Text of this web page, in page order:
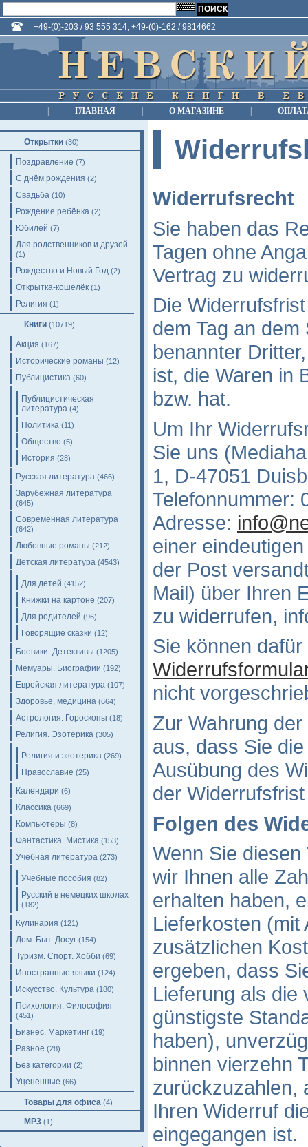
+49-(0)-203 / 93 555 314, +49-(0)-162 / 9814662
ГЛАВНАЯ О МАГАЗИНЕ
Открытки (30)
Поздравление (7)
С днём рождения (2)
Свадьба (10)
Рождение ребёнка (2)
Юбилей (7)
Для родственников и друзей
(1)
Рождество и Новый Год (2)
Открытка-кошелёк (1)
Религия (1)
Книги (10719)
Акция (167)
Исторические романы (12)
Публицистика (60)
Публицистическая
литература (4)
Политика (11)
Общество (5)
История (28)
Русская литература (466)
Зарубежная литература
(645)
Современная литература
(642)
Любовные романы (212)
Детская литература (4543)
Для детей (4152)
Книжки на картоне (207)
Для родителей (96)
Говорящие сказки (12)
Боевики. Детективы (1205)
Мемуары. Биографии (192)
Еврейская литература (107)
Здоровье, медицина (664)
Астрология. Гороскопы (18)
Религия. Эзотерика (305)
Религия и эзотерика (269)
Православие (25)
Календари (6)
Классика (669)
Компьютеры (8)
Фантастика. Мистика (153)
Учебная литература (273)
Учебные пособия (82)
Русский в немецких школах
(182)
Кулинария (121)
Дом. Быт. Досуг (154)
Туризм. Спорт. Хобби (69)
Иностранные языки (124)
Искусство. Культура (180)
Психология. Философия
(451)
Бизнес. Маркетинг (19)
Разное (28)
Без категории (2)
Уцененные (66)
Товары для офиса (4)
MP3 (1)
Widerrufsrecht
Sie haben das
Tagen ohne
Vertrag zu
Die
dem Tag an
benannter
ist, die Waren in
bzw. hat.
Um Ihr
Sie uns
1, D-47051
Telefonnummer:
Adresse:
einer
der Post
Mail) über Ihren
zu widerrufen,
Sie können
nicht
Zur Wahrung
aus, dass Sie
Ausübung des
der
Folgen des
Wenn Sie
wir Ihnen alle
erhalten haben,
Lieferkosten (mit
zusätzlichen
ergeben, dass
Lieferung als die
günstigste
haben),
binnen vierzehn
zurückzuzahlen,
Ihren Widerruf
eingegangen ist.